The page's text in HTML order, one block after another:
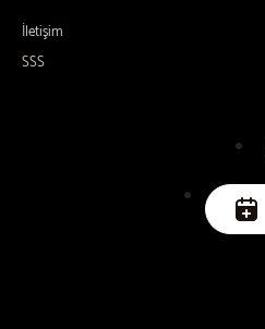
İletişim
SSS